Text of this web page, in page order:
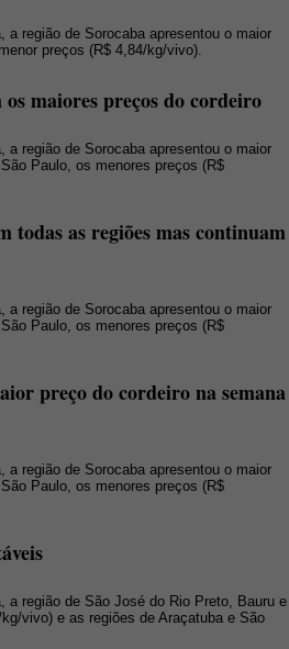
a região de Sorocaba apresentou o maior
preços (R$ 4,84/kg/vivo).
maiores preços do cordeiro
a região de Sorocaba apresentou o maior
Paulo, os menores preços (R$
todas as regiões mas continuam
a região de Sorocaba apresentou o maior
Paulo, os menores preços (R$
preço do cordeiro na semana
a região de Sorocaba apresentou o maior
Paulo, os menores preços (R$
a região de São José do Rio Preto, Bauru e
vivo) e as regiões de Araçatuba e São